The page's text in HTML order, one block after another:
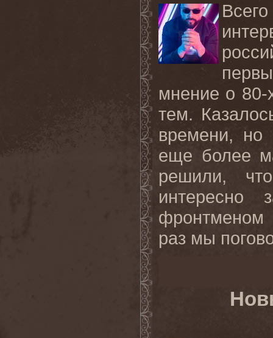
мнение о 80-
тем.
времени,
еще более
решили,
интересно
фронтменом
раз мы